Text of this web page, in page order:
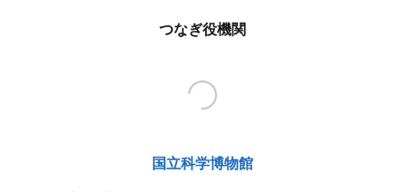
つなぎ役機関
国立科学博物館